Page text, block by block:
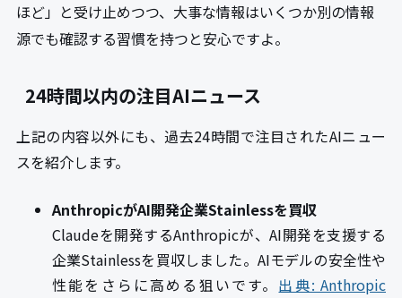
ほど」と受け止めつつ、大事な情報はいくつか別の情報
源でも確認する習慣を持つと安心ですよ。
24時間以内の注目AIニュース
上記の内容以外にも、過去24時間で注目されたAIニュー
スを紹介します。
AnthropicがAI開発企業Stainlessを買収
Claudeを開発するAnthropicが、AI開発を支援する
企業Stainlessを買収しました。AIモデルの安全性や
性能をさらに高める狙いです。 出典: Anthropic